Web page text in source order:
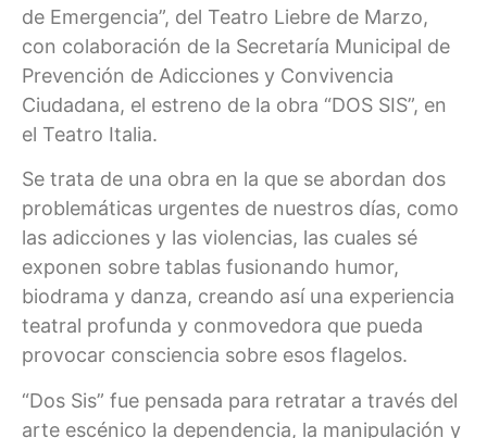
de Emergencia”, del Teatro Liebre de Marzo,
con colaboración de la Secretaría Municipal de
Prevención de Adicciones y Convivencia
Ciudadana, el estreno de la obra “DOS SIS”, en
el Teatro Italia.
Se trata de una obra en la que se abordan dos
problemáticas urgentes de nuestros días, como
las adicciones y las violencias, las cuales sé
exponen sobre tablas fusionando humor,
biodrama y danza, creando así una experiencia
teatral profunda y conmovedora que pueda
provocar consciencia sobre esos flagelos.
“Dos Sis” fue pensada para retratar a través del
arte escénico la dependencia, la manipulación y